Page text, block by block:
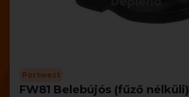
Portwest
FW81 Belebújós (fűző nélküli)